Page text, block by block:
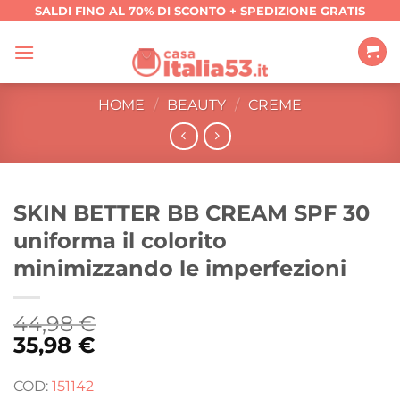
contenuti
SALDI FINO AL 70% DI SCONTO + SPEDIZIONE GRATIS
HOME / BEAUTY / CREME
SKIN BETTER BB CREAM SPF 30
uniforma il colorito
minimizzando le imperfezioni
44,98€
35,98 €
COD: 151142